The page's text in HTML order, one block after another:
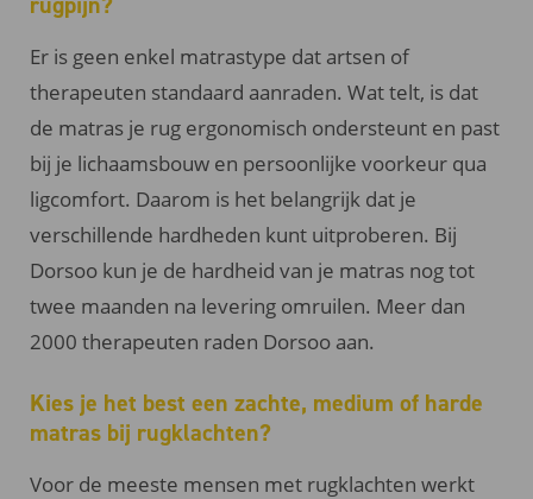
Er is geen enkel matrastype dat artsen of
therapeuten standaard aanraden. Wat telt, is dat
de matras je rug ergonomisch ondersteunt en past
bij je lichaamsbouw en persoonlijke voorkeur qua
ligcomfort. Daarom is het belangrijk dat je
verschillende hardheden kunt uitproberen. Bij
Dorsoo kun je de hardheid van je matras nog tot
twee maanden na levering omruilen. Meer dan
2000 therapeuten raden Dorsoo aan.
Kies je het best een zachte, medium of harde
matras bij rugklachten?
Voor de meeste mensen met rugklachten werkt